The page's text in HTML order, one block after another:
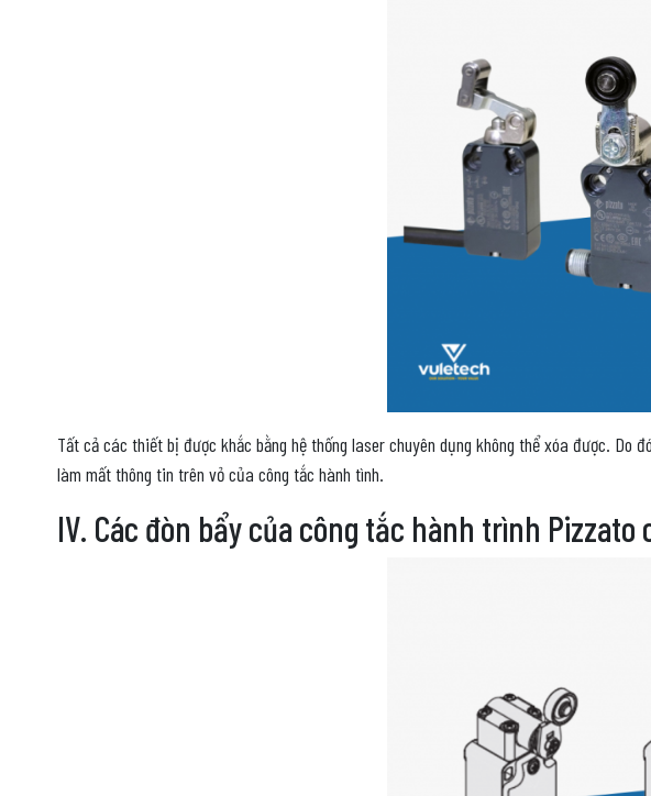
Tất cả các thiết bị được khắc bằng hệ thống laser chuyên dụng không thể xóa được. Do
làm mất thông tin trên vỏ của công tắc hành tình.
IV. Các đòn bẩy của công tắc hành trình Pizzato